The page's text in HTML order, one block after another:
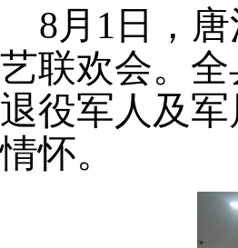
8月1日，
艺联欢会。
退役军人及
情怀。